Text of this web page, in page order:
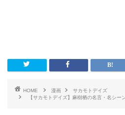
HOME 漫画
サカモトデイズ
【サカモトデイズ】麻樹栖の名言・名シー